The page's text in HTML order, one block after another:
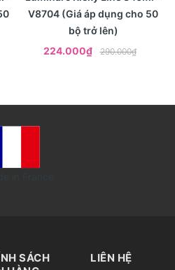
V8704 (Giá áp dụng cho 50
bộ trở lên)
224.000₫
290.000₫
SÁCH
LIÊN HỆ